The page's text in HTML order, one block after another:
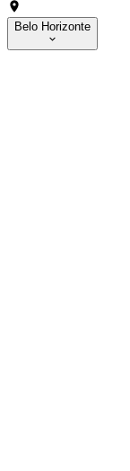
Belo Horizonte